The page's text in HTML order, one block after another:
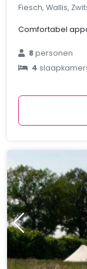
Fiesch, Wallis,
Comfortabel
8personen
4